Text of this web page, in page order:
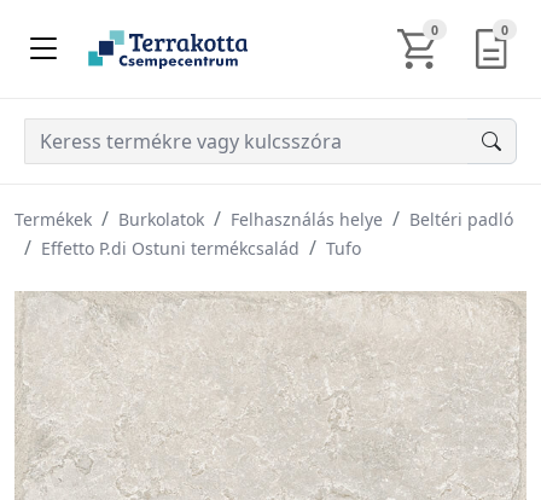
0KOSÁR 0
Termékek Burkolatok Felhasználás helye
Beltéri padló
Effetto P.di Ostuni termékcsalád
Tufo